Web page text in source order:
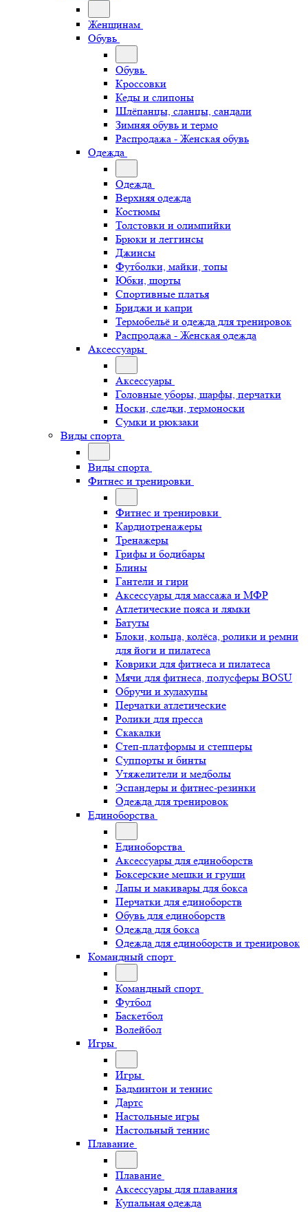
Женщинам
Обувь
Обувь
Кроссовки
Кеды и слипоны
Шлёпанцы, сланцы, сандали
Зимняя обувь и термо
Распродажа - Женская обувь
Одежда
Одежда
Верхняя одежда
Костюмы
Толстовки и олимпийки
Брюки и леггинсы
Джинсы
Футболки, майки, топы
Юбки, шорты
Спортивные платья
Бриджи и капри
Термобельё и одежда для тренировок
Распродажа - Женская одежда
Аксессуары
Аксессуары
Головные уборы, шарфы, перчатки
Носки, следки, термоноски
Сумки и рюкзаки
Виды спорта
Виды спорта
Фитнес и тренировки
Фитнес и тренировки
Кардиотренажеры
Тренажеры
Грифы и бодибары
Блины
Гантели и гири
Аксессуары для массажа и МФР
Атлетические пояса и лямки
Батуты
Блоки, кольца, колёса, ролики и ремни
для йоги и пилатеса
Коврики для фитнеса и пилатеса
Мячи для фитнеса, полусферы BOSU
Обручи и хулахупы
Перчатки атлетические
Ролики для пресса
Скакалки
Степ-платформы и степперы
Суппорты и бинты
Утяжелители и медболы
Эспандеры и фитнес-резинки
Одежда для тренировок
Единоборства
Единоборства
Аксессуары для единоборств
Боксерские мешки и груши
Лапы и макивары для бокса
Перчатки для единоборств
Обувь для единоборств
Одежда для бокса
Одежда для единоборств и тренировок
Командный спорт
Командный спорт
Футбол
Баскетбол
Волейбол
Игры
Игры
Бадминтон и теннис
Дартс
Настольные игры
Настольный теннис
Плавание
Плавание
Аксессуары для плавания
Купальная одежда